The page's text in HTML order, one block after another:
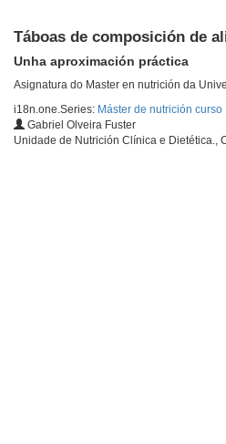
Táboas de composición de
Unha aproximación práctica
Asignatura do Master en nutrición da
i18n.one.Series: Máster de nutrición curso
Gabriel Olveira Fuster
Unidade de Nutrición Clínica e Dietética.,